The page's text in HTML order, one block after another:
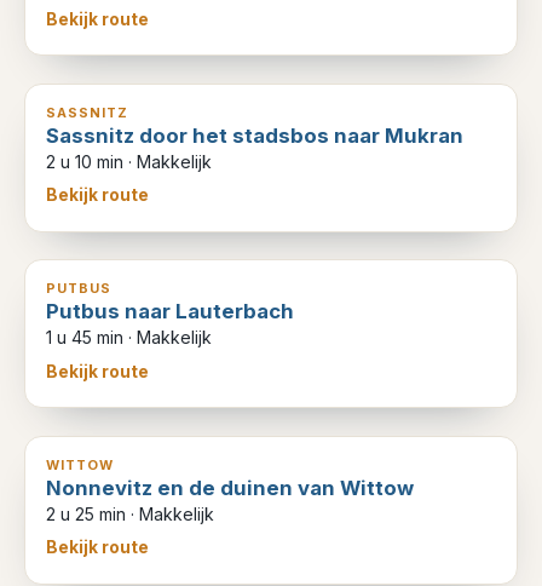
Bekijk route
7km
SASSNITZ
Sassnitz door het stadsbos naar Mukran
2 u 10 min · Makkelijk
Bekijk route
6km
PUTBUS
Putbus naar Lauterbach
1 u 45 min · Makkelijk
Bekijk route
8km
WITTOW
Nonnevitz en de duinen van Wittow
2 u 25 min · Makkelijk
Bekijk route